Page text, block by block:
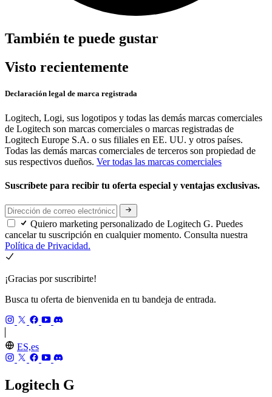
También te puede gustar
Visto recientemente
Declaración legal de marca registrada
Logitech, Logi, sus logotipos y todas las demás marcas comerciales
de Logitech son marcas comerciales o marcas registradas de
Logitech Europe S.A. o sus filiales en EE. UU. y otros países.
Todas las demás marcas comerciales de terceros son propiedad de
sus respectivos dueños. Ver todas las marcas comerciales
Suscríbete para recibir tu oferta especial y ventajas exclusivas.
Quiero marketing personalizado de Logitech G. Puedes
cancelar tu suscripción en cualquier momento. Consulta nuestra
Política de Privacidad.
¡Gracias por suscribirte!
Busca tu oferta de bienvenida en tu bandeja de entrada.
ES,es
Logitech G